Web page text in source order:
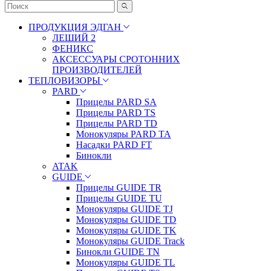
ПРОДУКЦИЯ ЭДГАН
ЛЕШИЙ 2
ФЕНИКС
АКСЕССУАРЫ СРОТОННИХ
ПРОИЗВОДИТЕЛЕЙ
ТЕПЛОВИЗОРЫ
PARD
Прицелы PARD SA
Прицелы PARD TS
Прицелы PARD TD
Монокуляры PARD TA
Насадки PARD FT
Бинокли
ATAK
GUIDE
Прицелы GUIDE TR
Прицелы GUIDE TU
Монокуляры GUIDE TJ
Монокуляры GUIDE TD
Монокуляры GUIDE TK
Монокуляры GUIDE Track
Бинокли GUIDE TN
Монокуляры GUIDE TL